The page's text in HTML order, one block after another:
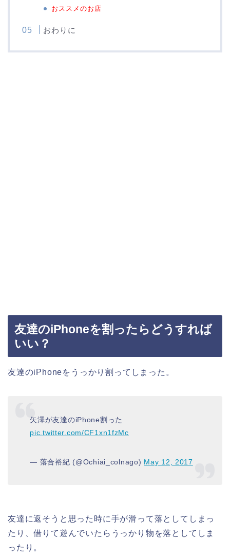
おススメのお店
おわりに
友達のiPhoneを割ったらどうすれば
いい？
友達のiPhoneをうっかり割ってしまった。
矢澤が友達のiPhone割った
pic.twitter.com/CF1xn1fzMc
— 落合裕紀 (@Ochiai_colnago) May 12, 2017
友達に返そうと思った時に手が滑って落としてしまっ
たり、借りて遊んでいたらうっかり物を落としてしま
ったり。